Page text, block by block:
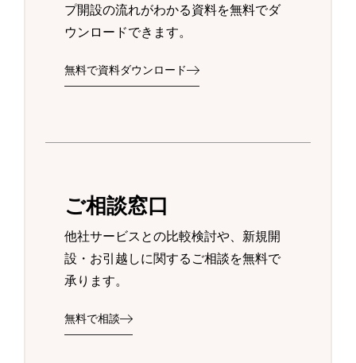
プ開設の流れがわかる資料を無料でダ
ウンロードできます。
無料で資料ダウンロード
ご相談窓口
他社サービスとの比較検討や、新規開
設・お引越しに関するご相談を無料で
承ります。
無料で相談